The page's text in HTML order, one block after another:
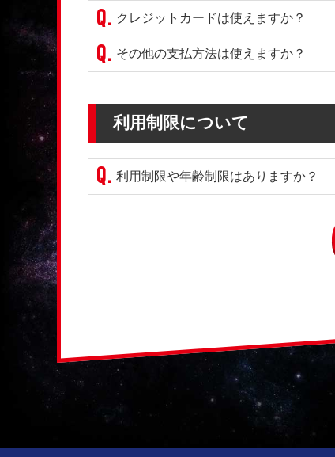
クレジットカードは使えますか？
その他の支払方法は使えますか？
利用制限について
利用制限や年齢制限はありますか？